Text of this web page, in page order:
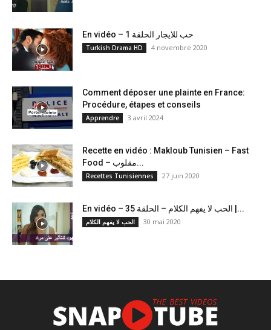
En vidéo – حب للايجار الحلقة 1
Turkish Drama HD 4 novembre 2020
Comment déposer une plainte en France:
Procédure, étapes et conseils
Apprendre 3 avril 2024
Recette en vidéo : Makloub Tunisien – Fast
Food – مقلوب...
Recettes Tunisiennes 27 juin 2020
En vidéo – الحب لا يفهم الكلام – الحلقة 35 |...
الحب لا يفهم الكلام 30 mai 2020